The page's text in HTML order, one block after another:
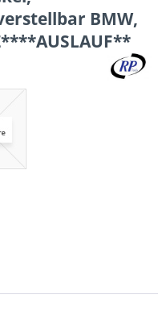
BMW,